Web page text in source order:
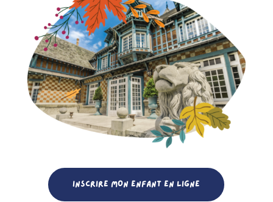
INSCRIRE MON ENFANT EN LIGNE